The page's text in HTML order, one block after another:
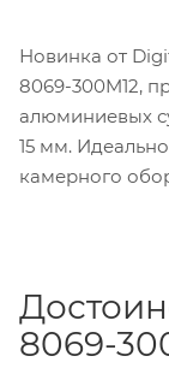
Новинка от
8069-300M12,
алюминиевых
15 мм.
камерного
8069-